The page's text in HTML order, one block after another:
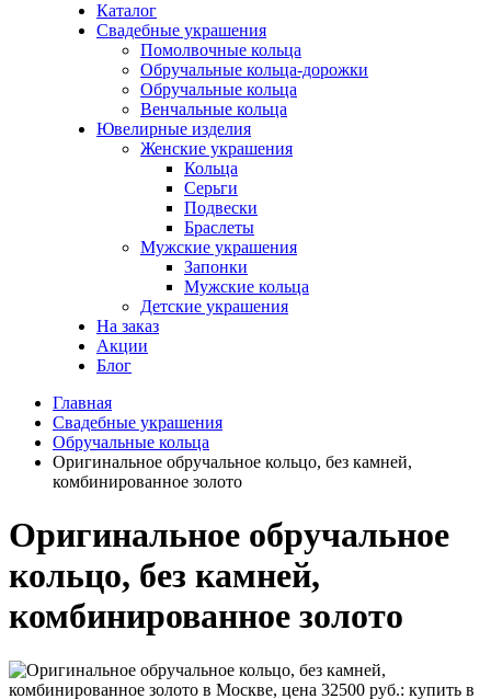
Каталог
Свадебные украшения
Помолвочные кольца
Обручальные кольца-дорожки
Обручальные кольца
Венчальные кольца
Ювелирные изделия
Женские украшения
Кольца
Серьги
Подвески
Браслеты
Мужские украшения
Запонки
Мужские кольца
Детские украшения
На заказ
Акции
Блог
Главная
Свадебные украшения
Обручальные кольца
Оригинальное обручальное кольцо, без камней,
комбинированное золото
Оригинальное обручальное
кольцо, без камней,
комбинированное золото